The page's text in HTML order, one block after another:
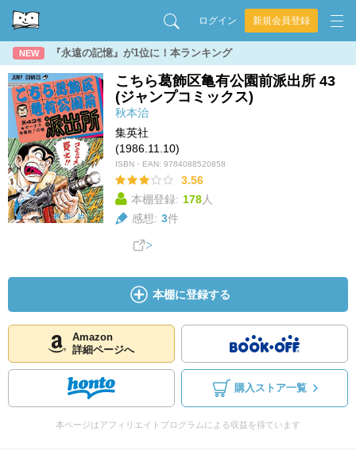
ログイン 新規会員登録
NEW 『永遠の記憶』が1位に！本ランキング
こちら葛飾区亀有公園前派出所 43
(ジャンプコミックス)
秋本治
集英社
(1986.11.10)
ISBN・EAN: 9784088520858
3.56
本棚登録: 178人
感想: 3件
本棚に登録する
Amazon
詳細ページへ
購入ストア一覧
本ページはアフィリエイトプログラムによる収益を得ています